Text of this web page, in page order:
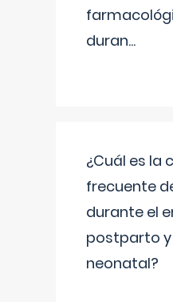
duran...
¿Cuál es la
frecuente
durante el
postparto y
neonatal?